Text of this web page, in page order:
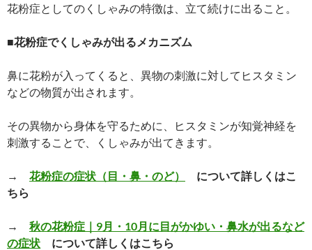
花粉症としてのくしゃみの特徴は、立て続けに出ること。
■花粉症でくしゃみが出るメカニズム
鼻に花粉が入ってくると、異物の刺激に対してヒスタミン
などの物質が出されます。
その異物から身体を守るために、ヒスタミンが知覚神経を
刺激することで、くしゃみが出てきます。
→ 花粉症の症状（目・鼻・のど）
について詳しくはこ
ちら
→ 秋の花粉症｜9月・10月に目がかゆい・鼻水が出るなど
の症状 について詳しくはこちら